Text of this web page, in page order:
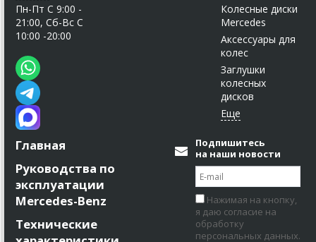
Пн-Пт C 9:00 -
21:00, Сб-Вс С
10:00 -20:00
Колесные диски
Mercedes
Аксессуары для
колес
Заглушки
колесных
дисков
Главная
Руководства по
эксплуатации
Mercedes-Benz
Технические
Подпишитесь
на наши новости
Нажимая на кнопку,
я даю согласие на
обработку
персональных данных.